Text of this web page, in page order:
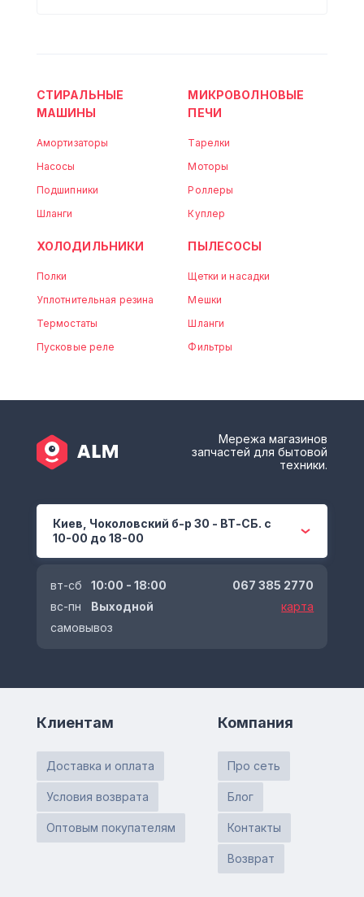
СТИРАЛЬНЫЕ
МАШИНЫ
Амортизаторы
Насосы
Подшипники
Шланги
МИКРОВОЛНОВЫЕ
ПЕЧИ
Тарелки
Моторы
Роллеры
Куплер
ХОЛОДИЛЬНИКИ
Полки
Уплотнительная резина
Термостаты
Пусковые реле
ПЫЛЕСОСЫ
Щетки и насадки
Мешки
Шланги
Фильтры
Мережа магазинов
запчастей для бытовой
техники.
Киев, Чоколовский б-р 30 - ВТ-СБ. с
10-00 до 18-00
вт-сб
10:00 - 18:00
вс-пн
Выходной
самовывоз
067 385 2770
карта
Клиентам
Доставка и оплата
Условия возврата
Оптовым покупателям
Компания
Про сеть
Блог
Контакты
Возврат